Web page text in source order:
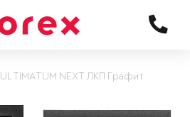
ULTIMATUM NEXT ЛКП Графит